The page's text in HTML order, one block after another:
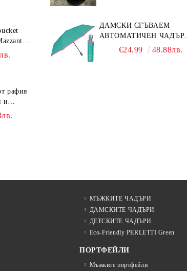
|
рафия
и
ДАМСКИ СГЪВАЕМ
АВТОМАТИЧЕН ЧАДЪР
OPEN-CLOSE | PERLETTI
€24.99 48.88лв.
МЪЖКИТЕ ЧАДЪРИ
ДАМСКИТЕ ЧАДЪРИ
ДЕТСКИТЕ ЧАДЪРИ
Eco-Friendly PERLETTI Green
ПОРТФЕЙЛИ
Мъжките портфейли